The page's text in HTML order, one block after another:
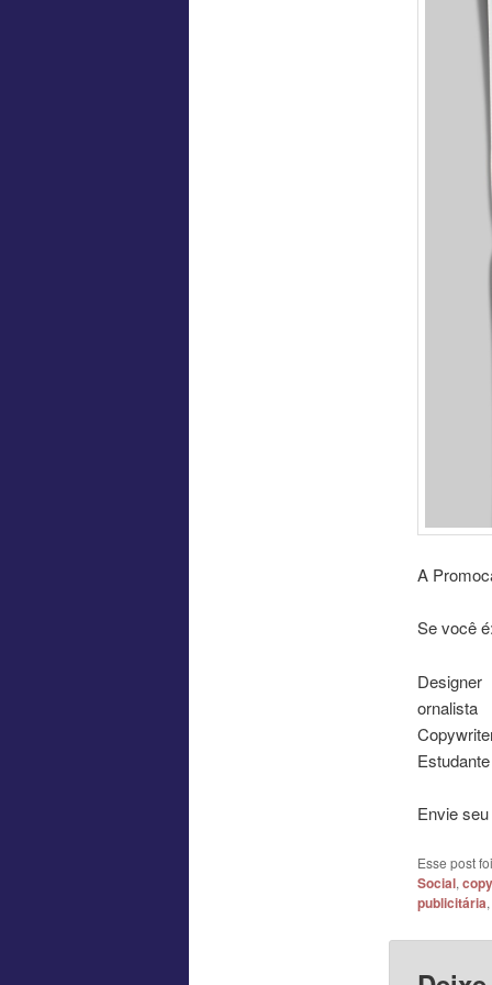
A
Se você é:
Designer
ornalista
Envie
Esse post
Social,
publicitária,